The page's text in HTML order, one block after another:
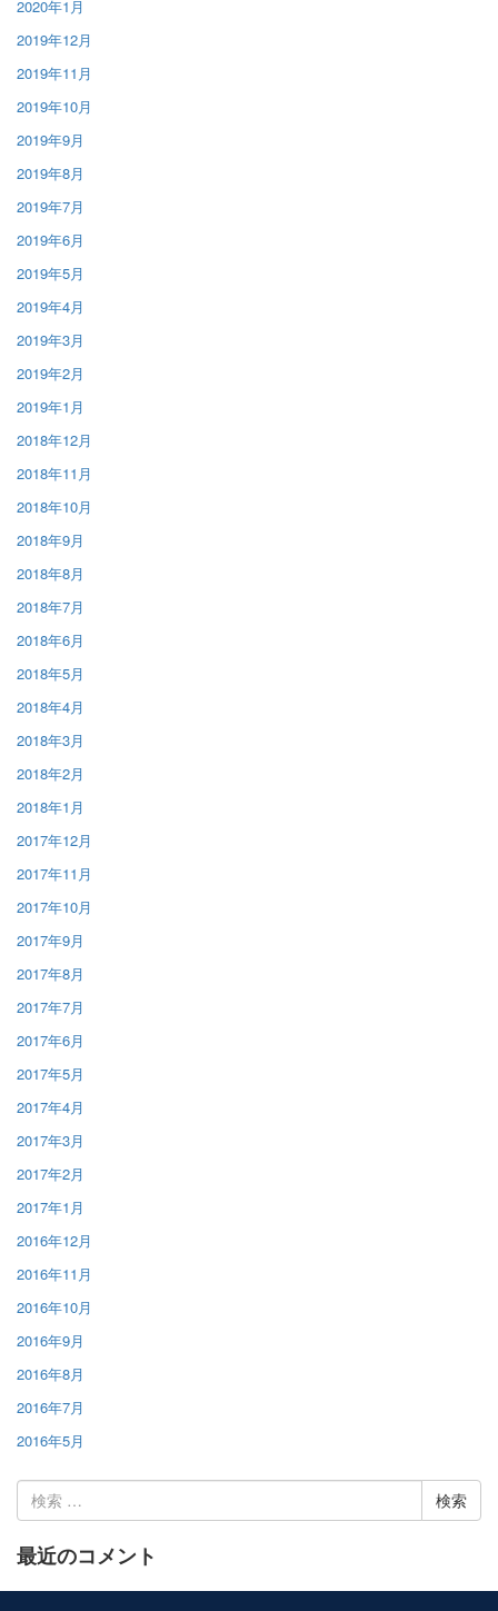
2020年1月
2019年12月
2019年11月
2019年10月
2019年9月
2019年8月
2019年7月
2019年6月
2019年5月
2019年4月
2019年3月
2019年2月
2019年1月
2018年12月
2018年11月
2018年10月
2018年9月
2018年8月
2018年7月
2018年6月
2018年5月
2018年4月
2018年3月
2018年2月
2018年1月
2017年12月
2017年11月
2017年10月
2017年9月
2017年8月
2017年7月
2017年6月
2017年5月
2017年4月
2017年3月
2017年2月
2017年1月
2016年12月
2016年11月
2016年10月
2016年9月
2016年8月
2016年7月
2016年5月
索:
最近のコメント